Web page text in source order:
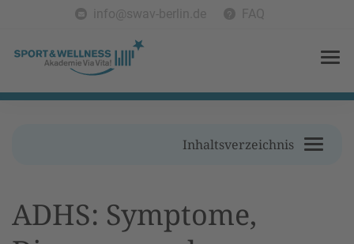
info@swav-berlin.de FAQ
Inhaltsverzeichnis
ADHS: Symptome,